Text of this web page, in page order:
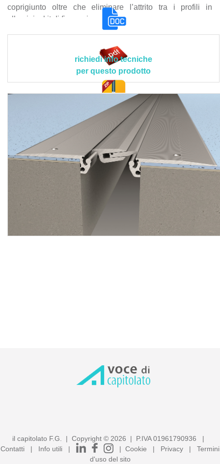
coprigiunto oltre che eliminare l’attrito tra i profili in
alluminio, kit di fissaggio.
Il prodotto deve rispettare le seguenti caratteristiche
profili: alluminio 6060 T5 (anodizzato naturale); spessore
profili: 3 mm; materiale guarnizione: termoplastico
coestruso (sostituibile in loco); guarnizione: doppia
durezza 65 Shore A, 90 Shore A, ASTM D2000; carico
nominale: 1.000 kg; larghezza giunto: 83, 110, 133 mm;
larghezza complessiva profilo (anche a vista): 273, 300,
324 mm; profondità dell’incasso: 15 mm; movimenti
ammissibili orizzontali: ± 10 mm (L 83 mm), ± 15 mm (L 110
mm), ± 20 mm (L 133 mm); movimenti ammissibili verticali:
-15/+13 mm (L 83 mm), ± 21,0 mm, -30/+23 mm (L 133
mm); consumo viti testa piatta/tasselli: 7/m; tipo di traffico:
pedonale intenso, carrelli da supermercato, transpallet,
carichi pesanti su ruota; tipologia barriera: acque di
lavaggio; campi d’impiego: centri commerciali, stazioni,
Le lavorazioni devono attenersi scrupolosamente al
materiali a piè d'opera, l'esecuzione a regola d'arte, il
sopralluogo preventivo per la valutazione delle condizioni
compromettano la perfetta aderenza con lo stesso, la
verifica che i bordi laterali dei giunti siano solidi
doc. tec.
richiedi info tecniche
per questo prodotto
il capitolato F.G. | Copyright © 2026 | P.IVA 01961790936 |
Contatti | Info utili | | Cookie | Privacy | Termini
d'uso del sito